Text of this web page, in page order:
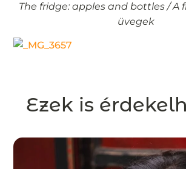
The fridge: apples and bottles / A
üvegek
Ezek is